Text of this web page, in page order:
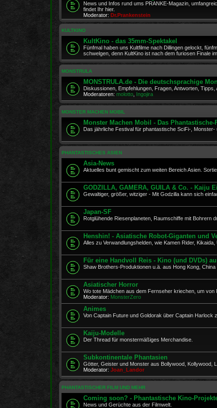
News und Infos rund ums PRANKE-Magazin,
findet Ihr hier.
Moderator: Dr.Prankenstein
KULTKINO
KultKino - das 35mm-Spektakel
Fünfmal haben uns Kultfilme nach Dillingen gelockt,
schwelgen, denn KultKino ist nach dem furiosen Finale
MONSTRULA
MONSTRULA.de - Die deutschsprachige
Diskussionen, Empfehlungen, Fragen, Antworten, Tipps,
Moderatoren: molotto Ingojira
MONSTER MACHEN MOBIL
Monster Machen Mobil - Das
Das jährliche Festival für phantastische SciFi-,
PHANTASTISCHES ASIEN
Asia-News
Aktuelles bunt gemischt zum weiten Bereich Asien.
GODZILLA, GAMERA, GUILA & Co. - Kaiju
Gewaltiger, größer, witziger - Mit Godzilla kann sich
Japan-SF
Rotglühende Riesenplaneten, Raumschiffe mit Bohrern
Henshin! - Asiatische Robot-Giganten und
Alles zu Verwandlungshelden, wie Kamen Rider,
Für eine Handvoll Reis - Kino (und DVDs)
Shaw Brothers-Produktionen u.ä. aus Hong Kong, China
Asiatischer Horror
Wo tote Mädchen aus dem Fernseher kriechen, um von
Moderator: MonsterZero
Animes
Von Captain Future und Goldorak über Captain Harlock
Kaiju-Modelle
Der Thread für monstermäßiges Merchandise.
Subkontinentale Phantasien
Götter, Geister und Monster aus Bollywood, Kollywood,
Moderator: Joan_Landor
PHANTASTISCHER FILM UND MEHR
Coming soon? - Phantastische Kino-
News und Gerüchte aus der Filmwelt.